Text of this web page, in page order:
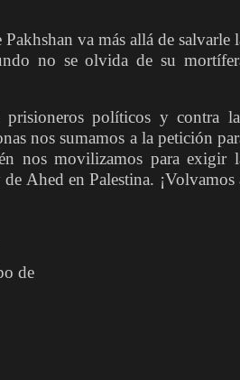
va más allá de salvarle
no se olvida de su
políticos y contra
nos sumamos a la petición
nos movilizamos para exigir
Ahed en Palestina. ¡Volvamos
de